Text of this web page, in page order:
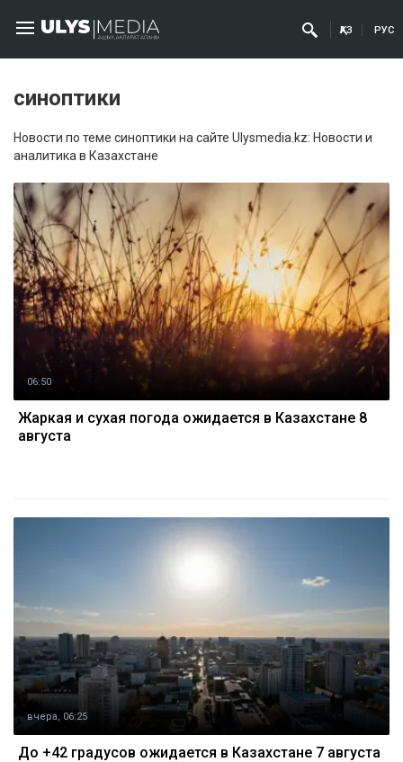
ҚАЗ РУС
синоптики
Новости по теме синоптики на сайте Ulysmedia.kz: Новости и
аналитика в Казахстане
06:50
Жаркая и сухая погода ожидается в Казахстане 8
августа
вчера, 06:25
До +42 градусов ожидается в Казахстане 7 августа